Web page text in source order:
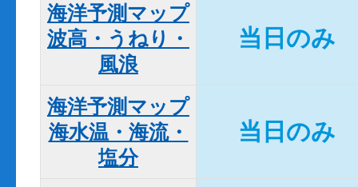
海洋予測マップ
波高・うねり・
風浪
当日のみ
海洋予測マップ
海水温・海流・
塩分
当日のみ